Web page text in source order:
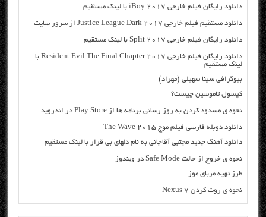
دانلود رایگان فیلم خارجی iBoy 2017 با لینک مستقیم
دانلود مستقیم فیلم خارجی Justice League Dark 2017 از سرور سایت
دانلود رایگان فیلم خارجی Split 2017 با لینک مستقیم
دانلود رایگان فیلم خارجی Resident Evil The Final Chapter 2017 با
لینک مستقیم
بیوگرافی سینا سهیلی (مهراد)
کپسول تاموسین چیست؟
نحوه ی مسدود کردن به روز رسانی برنامه ها از Play Store در اندروید
دانلود دوبله فارسی فیلم موج The Wave 2015
دانلود آهنگ جدید مجتبی آقاجانی به نام دلهای بی قرار با لینک مستقیم
نحوه ی خروج از حالت Safe Mode در ویندوز
طرز تهیه مربای موز
نحوه ی روت کردن Nexus 7